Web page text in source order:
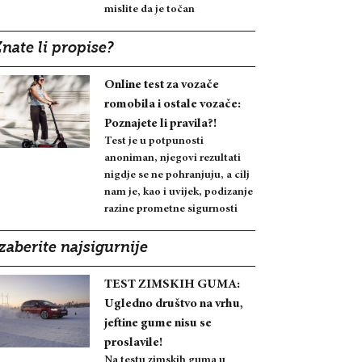
mislite da je točan
li propise?
Online test za vozače
romobila i ostale vozače:
Poznajete li pravila?!
Test je u potpunosti
anoniman, njegovi rezultati
nigdje se ne pohranjuju, a cilj
nam je, kao i uvijek, podizanje
razine prometne sigurnosti
najsigurnije
TEST ZIMSKIH GUMA:
Ugledno društvo na vrhu,
jeftine gume nisu se
proslavile!